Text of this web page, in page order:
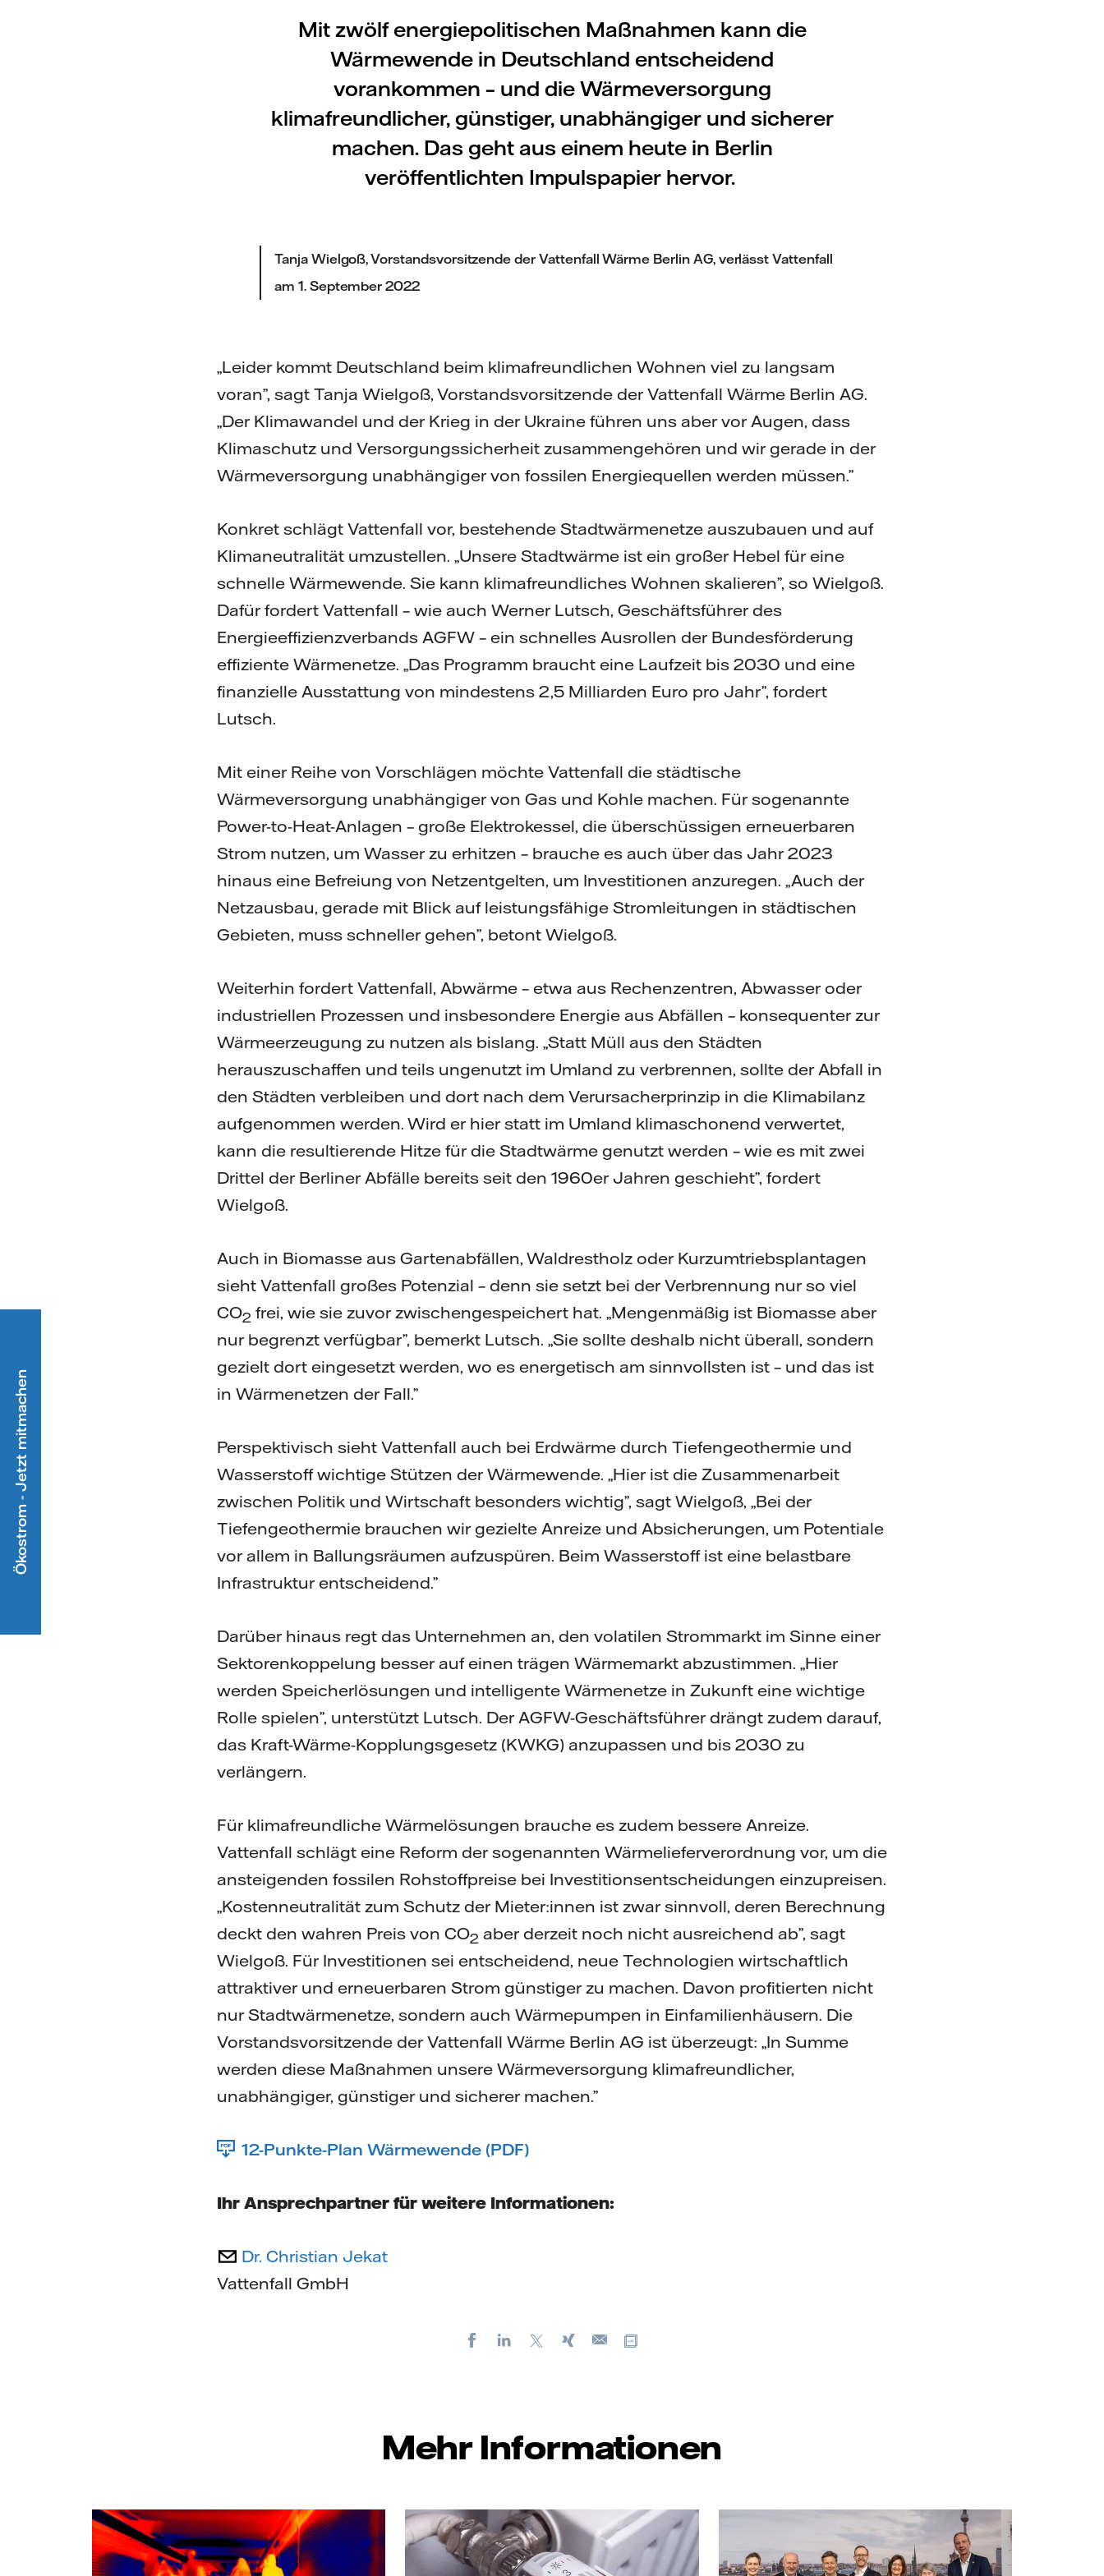
Mit zwölf energiepolitischen Maßnahmen kann die
Wärmewende in Deutschland entscheidend
vorankommen – und die Wärmeversorgung
klimafreundlicher, günstiger, unabhängiger und sicherer
machen. Das geht aus einem heute in Berlin
veröffentlichten Impulspapier hervor.
Tanja Wielgoß, Vorstandsvorsitzende der Vattenfall Wärme Berlin AG, verlässt Vattenfall
am 1. September 2022
„Leider kommt Deutschland beim klimafreundlichen Wohnen viel zu langsam
voran”, sagt Tanja Wielgoß, Vorstandsvorsitzende der Vattenfall Wärme Berlin AG.
„Der Klimawandel und der Krieg in der Ukraine führen uns aber vor Augen, dass
Klimaschutz und Versorgungssicherheit zusammengehören und wir gerade in der
Wärmeversorgung unabhängiger von fossilen Energiequellen werden müssen.”
Konkret schlägt Vattenfall vor, bestehende Stadtwärmenetze auszubauen und auf
Klimaneutralität umzustellen. „Unsere Stadtwärme ist ein großer Hebel für eine
schnelle Wärmewende. Sie kann klimafreundliches Wohnen skalieren”, so Wielgoß.
Dafür fordert Vattenfall – wie auch Werner Lutsch, Geschäftsführer des
Energieeffizienzverbands AGFW – ein schnelles Ausrollen der Bundesförderung
effiziente Wärmenetze. „Das Programm braucht eine Laufzeit bis 2030 und eine
finanzielle Ausstattung von mindestens 2,5 Milliarden Euro pro Jahr”, fordert
Lutsch.
Mit einer Reihe von Vorschlägen möchte Vattenfall die städtische
Wärmeversorgung unabhängiger von Gas und Kohle machen. Für sogenannte
Power-to-Heat-Anlagen – große Elektrokessel, die überschüssigen erneuerbaren
Strom nutzen, um Wasser zu erhitzen – brauche es auch über das Jahr 2023
hinaus eine Befreiung von Netzentgelten, um Investitionen anzuregen. „Auch der
Netzausbau, gerade mit Blick auf leistungsfähige Stromleitungen in städtischen
Gebieten, muss schneller gehen”, betont Wielgoß.
Weiterhin fordert Vattenfall, Abwärme – etwa aus Rechenzentren, Abwasser oder
industriellen Prozessen und insbesondere Energie aus Abfällen – konsequenter zur
Wärmeerzeugung zu nutzen als bislang. „Statt Müll aus den Städten
herauszuschaffen und teils ungenutzt im Umland zu verbrennen, sollte der Abfall in
den Städten verbleiben und dort nach dem Verursacherprinzip in die Klimabilanz
aufgenommen werden. Wird er hier statt im Umland klimaschonend verwertet,
kann die resultierende Hitze für die Stadtwärme genutzt werden – wie es mit zwei
Drittel der Berliner Abfälle bereits seit den 1960er Jahren geschieht”, fordert
Wielgoß.
Auch in Biomasse aus Gartenabfällen, Waldrestholz oder Kurzumtriebsplantagen
sieht Vattenfall großes Potenzial – denn sie setzt bei der Verbrennung nur so viel
CO2 frei, wie sie zuvor zwischengespeichert hat. „Mengenmäßig ist Biomasse aber
nur begrenzt verfügbar”, bemerkt Lutsch. „Sie sollte deshalb nicht überall, sondern
gezielt dort eingesetzt werden, wo es energetisch am sinnvollsten ist – und das ist
in Wärmenetzen der Fall.”
Perspektivisch sieht Vattenfall auch bei Erdwärme durch Tiefengeothermie und
Wasserstoff wichtige Stützen der Wärmewende. „Hier ist die Zusammenarbeit
zwischen Politik und Wirtschaft besonders wichtig”, sagt Wielgoß, „Bei der
Tiefengeothermie brauchen wir gezielte Anreize und Absicherungen, um Potentiale
vor allem in Ballungsräumen aufzuspüren. Beim Wasserstoff ist eine belastbare
Infrastruktur entscheidend.”
Darüber hinaus regt das Unternehmen an, den volatilen Strommarkt im Sinne einer
Sektorenkoppelung besser auf einen trägen Wärmemarkt abzustimmen. „Hier
werden Speicherlösungen und intelligente Wärmenetze in Zukunft eine wichtige
Rolle spielen”, unterstützt Lutsch. Der AGFW-Geschäftsführer drängt zudem darauf,
das Kraft-Wärme-Kopplungsgesetz (KWKG) anzupassen und bis 2030 zu
verlängern.
Für klimafreundliche Wärmelösungen brauche es zudem bessere Anreize.
Vattenfall schlägt eine Reform der sogenannten Wärmelieferverordnung vor, um die
ansteigenden fossilen Rohstoffpreise bei Investitionsentscheidungen einzupreisen.
„Kostenneutralität zum Schutz der Mieter:innen ist zwar sinnvoll, deren Berechnung
deckt den wahren Preis von CO2 aber derzeit noch nicht ausreichend ab”, sagt
Wielgoß. Für Investitionen sei entscheidend, neue Technologien wirtschaftlich
attraktiver und erneuerbaren Strom günstiger zu machen. Davon profitierten nicht
nur Stadtwärmenetze, sondern auch Wärmepumpen in Einfamilienhäusern. Die
Vorstandsvorsitzende der Vattenfall Wärme Berlin AG ist überzeugt: „In Summe
werden diese Maßnahmen unsere Wärmeversorgung klimafreundlicher,
unabhängiger, günstiger und sicherer machen.”
12-Punkte-Plan Wärmewende (PDF)
Ihr Ansprechpartner für weitere Informationen:
Dr. Christian Jekat
Vattenfall GmbH
FacebookLinkedIn Xing
E-
Mehr Informationen
Ökostrom - Jetzt mitmachen